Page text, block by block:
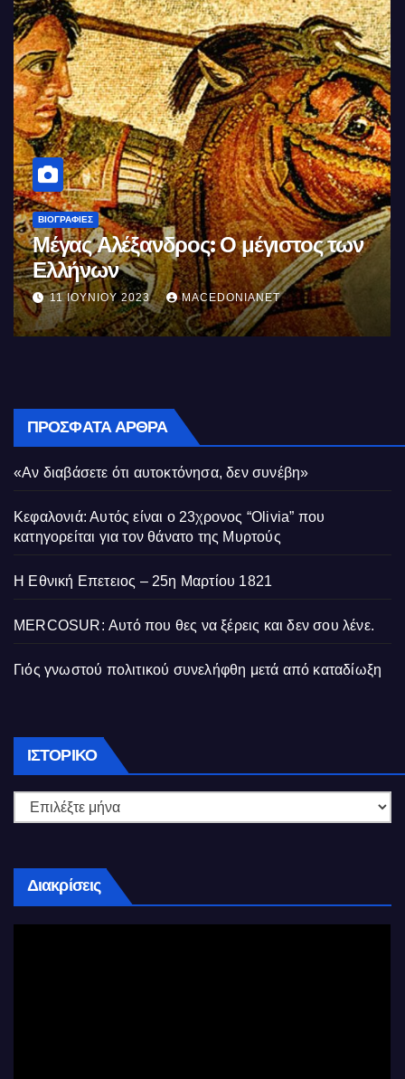
ΒΙΟΓΡΑΦΊΕΣ
Μέγας Αλέξανδρος: Ο μέγιστος των
Ελλήνων
11 ΙΟΥΝΊΟΥ 2023 MACEDONIANET
ΠΡΌΣΦΑΤΑ ΆΡΘΡΑ
«Αν διαβάσετε ότι αυτοκτόνησα, δεν συνέβη»
Κεφαλονιά: Αυτός είναι ο 23χρονος “Olivia” που
κατηγορείται για τον θάνατο της Μυρτούς
Η Εθνική Επετειος – 25η Μαρτίου 1821
MERCOSUR: Αυτό που θες να ξέρεις και δεν σου λένε.
Γιός γνωστού πολιτικού συνελήφθη μετά από καταδίωξη
ΙΣΤΟΡΙΚΌ Ιστορικό
Διακρίσεις